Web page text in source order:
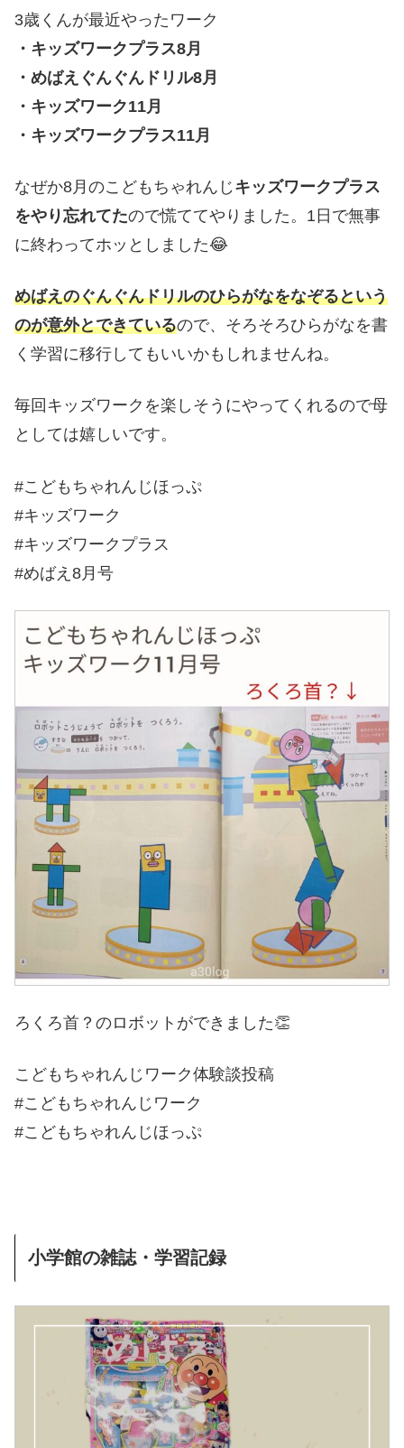
3歳くんが最近やったワーク
・キッズワークプラス8月
・めばえぐんぐんドリル8月
・キッズワーク11月
・キッズワークプラス11月
なぜか8月のこどもちゃれんじキッズワークプラス
をやり忘れてたので慌ててやりました。1日で無事
に終わってホッとしました😂
めばえのぐんぐんドリルのひらがなをなぞるという
のが意外とできているので、そろそろひらがなを書
く学習に移行してもいいかもしれませんね。
毎回キッズワークを楽しそうにやってくれるので母
としては嬉しいです。
#こどもちゃれんじほっぷ
#キッズワーク
#キッズワークプラス
#めばえ8月号
ろくろ首？のロボットができました👏
こどもちゃれんじワーク体験談投稿
#こどもちゃれんじワーク
#こどもちゃれんじほっぷ
小学館の雑誌・学習記録